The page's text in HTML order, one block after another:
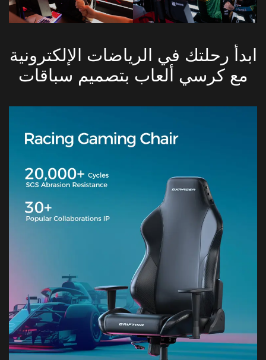
ابدأ رحلتك في الرياضات الإلكترونية
مع كرسي ألعاب بتصميم سباقات